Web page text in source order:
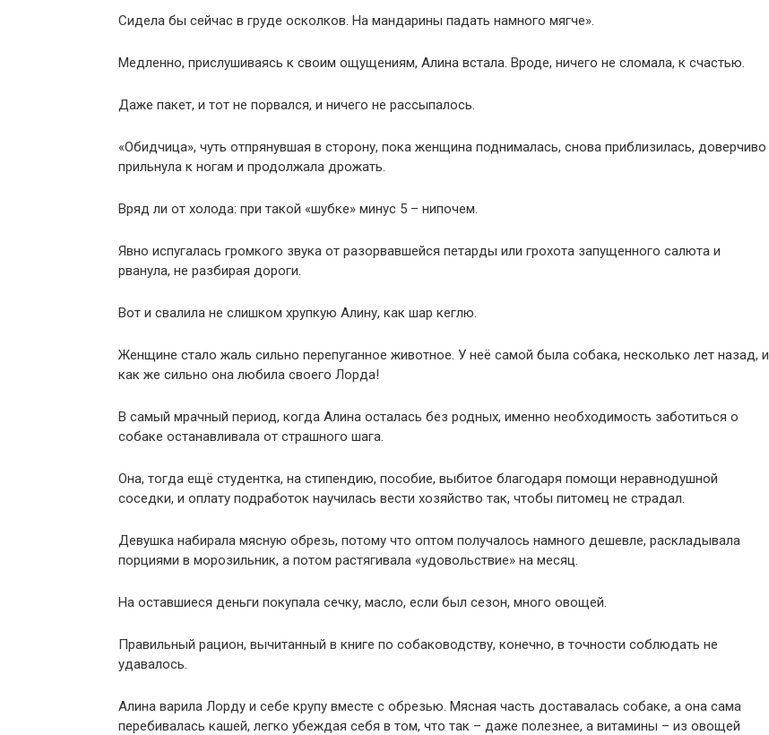
Сидела бы сейчас в груде осколков. На мандарины падать намного мягче».
Медленно, прислушиваясь к своим ощущениям, Алина встала. Вроде, ничего не сломала, к счастью.
Даже пакет, и тот не порвался, и ничего не рассыпалось.
«Обидчица», чуть отпрянувшая в сторону, пока женщина поднималась, снова приблизилась, доверчиво
прильнула к ногам и продолжала дрожать.
Вряд ли от холода: при такой «шубке» минус 5 – нипочем.
Явно испугалась громкого звука от разорвавшейся петарды или грохота запущенного салюта и
рванула, не разбирая дороги.
Вот и свалила не слишком хрупкую Алину, как шар кеглю.
Женщине стало жаль сильно перепуганное животное. У неё самой была собака, несколько лет назад, и
как же сильно она любила своего Лорда!
В самый мрачный период, когда Алина осталась без родных, именно необходимость заботиться о
собаке останавливала от страшного шага.
Она, тогда ещё студентка, на стипендию, пособие, выбитое благодаря помощи неравнодушной
соседки, и оплату подработок научилась вести хозяйство так, чтобы питомец не страдал.
Девушка набирала мясную обрезь, потому что оптом получалось намного дешевле, раскладывала
порциями в морозильник, а потом растягивала «удовольствие» на месяц.
На оставшиеся деньги покупала сечку, масло, если был сезон, много овощей.
Правильный рацион, вычитанный в книге по собаководству, конечно, в точности соблюдать не
удавалось.
Алина варила Лорду и себе крупу вместе с обрезью. Мясная часть доставалась собаке, а она сама
перебивалась кашей, легко убеждая себя в том, что так – даже полезнее, а витамины – из овощей